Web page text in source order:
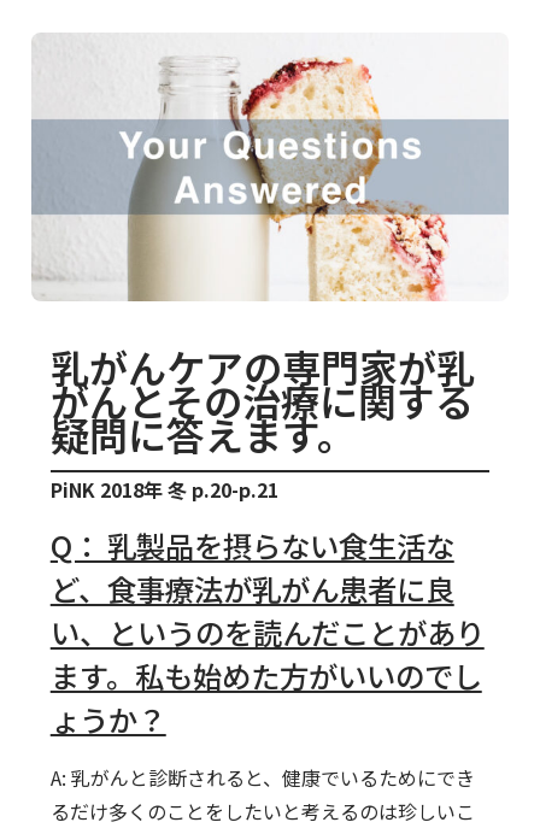
乳がんケアの専門家が乳
がんとその治療に関する
疑問に答えます。
PiNK 2018年 冬 p.20-p.21
Q： 乳製品を摂らない食生活な
ど、食事療法が乳がん患者に良
い、というのを読んだことがあり
ます。私も始めた方がいいのでし
ょうか？
A: 乳がんと診断されると、健康でいるためにでき
るだけ多くのことをしたいと考えるのは珍しいこ